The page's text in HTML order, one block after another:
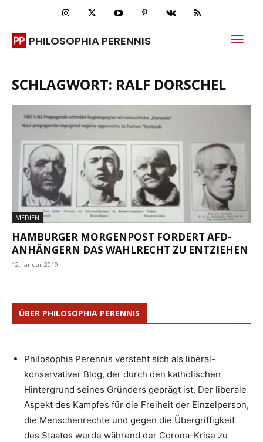
PHILOSOPHIA PERENNIS
SCHLAGWORT: RALF DORSCHEL
MEDIEN
HAMBURGER MORGENPOST FORDERT AFD-
ANHÄNGERN DAS WAHLRECHT ZU ENTZIEHEN
12. Januar 2019
ÜBER PHILOSOPHIA PERENNIS
Philosophia Perennis versteht sich als liberal-
konservativer Blog, der durch den katholischen
Hintergrund seines Gründers geprägt ist. Der liberale
Aspekt des Kampfes für die Freiheit der Einzelperson,
die Menschenrechte und gegen die Übergriffigkeit
des Staates wurde während der Corona-Krise zu